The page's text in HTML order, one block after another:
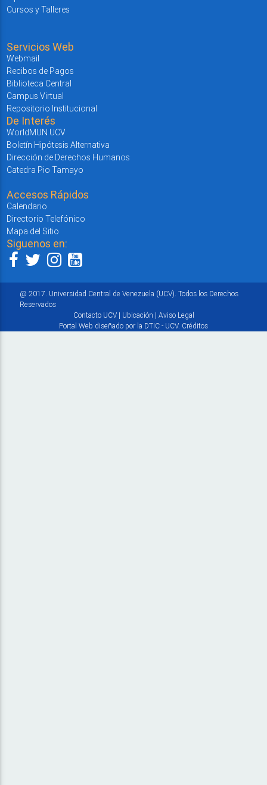
Cursos y Talleres
Servicios Web
Webmail
Recibos de Pagos
Biblioteca Central
Campus Virtual
Repositorio Institucional
De Interés
WorldMUN UCV
Boletín Hipótesis Alternativa
Dirección de Derechos Humanos
Catedra Pio Tamayo
Accesos Rápidos
Calendario
Directorio Telefónico
Mapa del Sitio
Siguenos en:
@ 2017. Universidad Central de Venezuela (UCV). Todos los Derechos
Reservados
Contacto UCV| Ubicación | Aviso Legal
Portal Web diseñado por la DTIC - UCV. Créditos